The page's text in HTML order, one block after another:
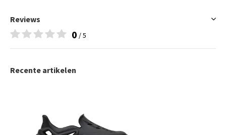
Reviews
0 / 5
Recente artikelen